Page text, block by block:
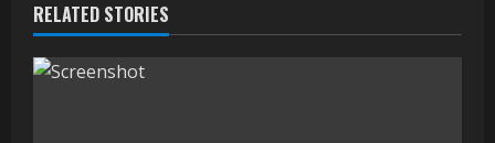
RELATED STORIES